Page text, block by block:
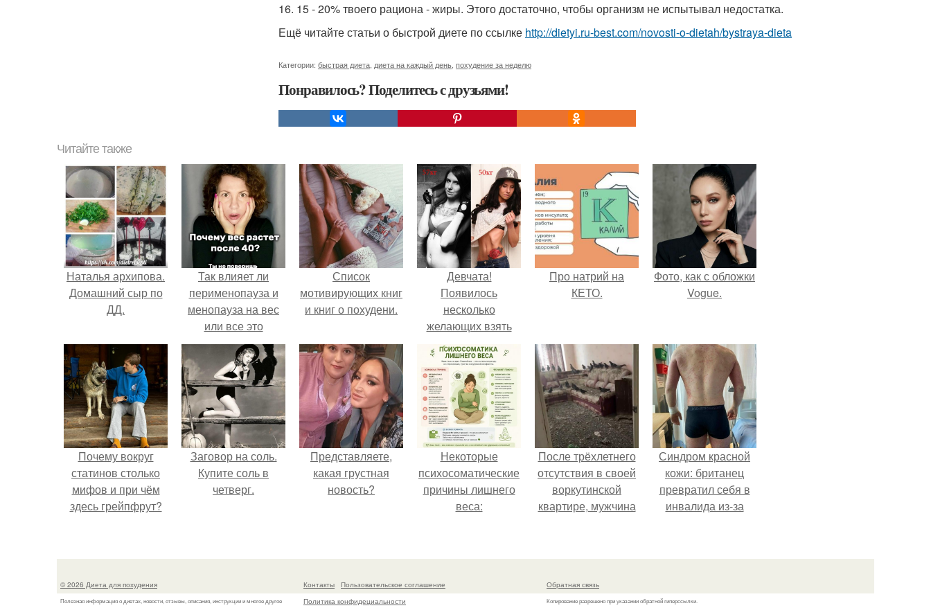
16. 15 - 20% твоего рациона - жиры. Этого достаточно, чтобы организм не испытывал недостатка.
Ещё читайте статьи о быстрой диете по ссылке http://dietyi.ru-best.com/novosti-o-dietah/bystraya-dieta
Категории: быстрая диета диета на каждый день похудение за неделю
Понравилось? Поделитесь с друзьями!
Читайте также
Наталья архипова.
Домашний сыр по
ДД.
Так влияет ли
перименопауза и
менопауза на вес
или все это
ерунда?
Список
мотивирующих книг
и книг о похудени.
Девчата!
Появилось
несколько
желающих взять
кейс энерджи диет
5 1 с кем нибудь на
пополам!
Про натрий на
КЕТО.
Фото, как с обложки
Vogue.
Почему вокруг
статинов столько
мифов и при чём
здесь грейпфрут?
Заговор на соль.
Купите соль в
четверг.
Представляете,
какая грустная
новость?
Некоторые
психосоматические
причины лишнего
веса:
После трёхлетнего
отсутствия в своей
воркутинской
квартире, мужчина
жилище стало
стаи голубей.
Синдром красной
кожи: британец
превратил себя в
инвалида из-за
мази.
© 2026 Диета для похудения
Полезная информация о диетах, новости, отзывы, описания, инструкции и многое другое
Контакты
Пользовательское соглашение
Политика конфидециальности
Обратная связь
Копирование разрешено при указании обратной гиперссылки.